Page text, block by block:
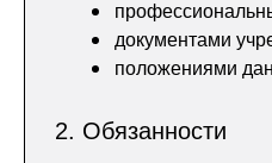
документами
положениями
2. Обязанности